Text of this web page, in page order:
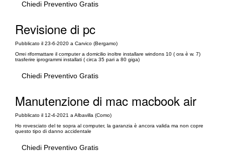
Chiedi Preventivo Gratis
Revisione di pc
Pubblicato il 23-6-2020 a Carvico (Bergamo)
Orrei riformattare il computer a domicilio inoltre installare windons 10 ( ora è w. 7)
trasferire iprogrammi installati ( circa 35 pari a 80 giga)
Chiedi Preventivo Gratis
Manutenzione di mac macbook air
Pubblicato il 12-4-2021 a Albavilla (Como)
Ho rovesciato del te sopra al computer, la garanzia è ancora valida ma non copre
questo tipo di danno accidentale
Chiedi Preventivo Gratis